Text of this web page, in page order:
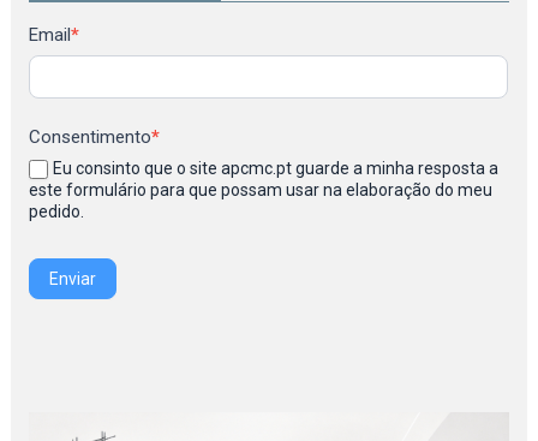
Newsletter
Email*
Consentimento*
Eu consinto que o site apcmc.pt guarde a minha resposta a
este formulário para que possam usar na elaboração do meu
pedido.
Enviar